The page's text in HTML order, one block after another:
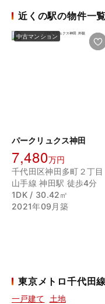
近くの駅の物件一覧
中古マンション
パークリュクス神田
7,480万円
千代田区神田多町２丁目
山手線 神田駅 徒歩4分
1DK / 30.42㎡
2021年09月築
東京メトロ千代田
一戸建て 土地